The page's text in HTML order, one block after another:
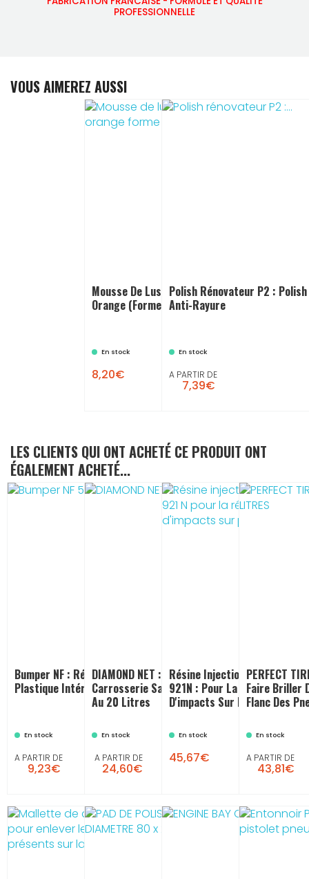
PROFESSIONNELLE
VOUS AIMEREZ AUSSI
Mousse De Lustrage Manuel
Orange (forme Champignon)
En stock
8,20€
Polish Rénovateur P2 : Polish
Anti-Rayure
En stock
A PARTIR DE
7,39€
LES CLIENTS QUI ONT ACHETÉ CE PRODUIT ONT
ÉGALEMENT ACHETÉ...
Bumper NF : Rénovateur
Plastique Intérieur Et Extérieur
En stock
A PARTIR DE
9,23€
DIAMOND NET : Nettoyant
Carrosserie Sans Eau Du 2 Litres
Au 20 Litres
En stock
A PARTIR DE
24,60€
Résine Injection Pare-Brise
921N : Pour La Réparation
D'impacts Sur Pare Brise
En stock
45,67€
PERFECT
Faire Briller
Flanc Des
En stock
A PARTIR DE
43,81€